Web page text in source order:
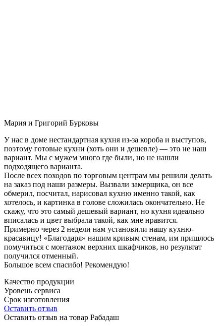
Мария и Григорий Бурковы
У нас в доме нестандартная кухня из-за короба и выступов,
поэтому готовые кухни (хоть они и дешевле) — это не наш
вариант. Мы с мужем много где были, но не нашли
подходящего варианта.
После всех походов по торговым центрам мы решили делать
на заказ под наши размеры. Вызвали замерщика, он все
обмерил, посчитал, нарисовал кухню именно такой, как
хотелось, и картинка в голове сложилась окончательно. Не
скажу, что это самый дешевый вариант, но кухня идеально
вписалась и цвет выбрала такой, как мне нравится.
Примерно через 2 недели нам установили нашу кухню-
красавицу! «Благодаря» нашим кривым стенам, им пришлось
помучиться с монтажом верхних шкафчиков, но результат
получился отменный.
Большое всем спасибо! Рекомендую!
Качество продукции
Уровень сервиса
Срок изготовления
Оставить отзыв
Оставить отзыв на товар Рабадаш